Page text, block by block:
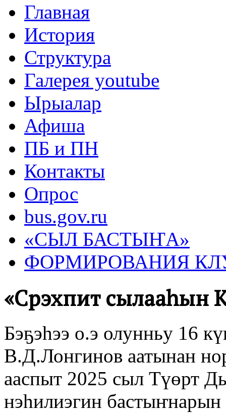
Главная
История
Структура
Галерея youtube
Ырыалар
Афиша
ПБ и ПН
Контакты
Опрос
bus.gov.ru
«СЫЛ БАСТЫҤА»
ФОРМИРОВАНИЯ
«Сүрэхпит сылааһын
Бэҕэһээ о.э олунньу 16
В.Д.Лонгинов аатынан
ааспыт 2025 сыл Түөрт
нэһилиэгин бастыҥнарын